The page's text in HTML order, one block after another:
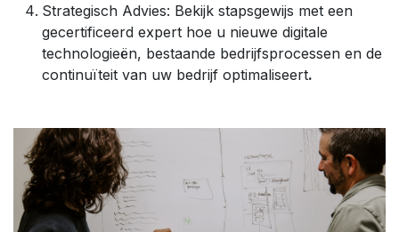
Strategisch Advies: Bekijk stapsgewijs met een
gecertificeerd expert hoe u nieuwe digitale
technologieën, bestaande bedrijfsprocessen en de
continuïteit van uw bedrijf optimaliseert.